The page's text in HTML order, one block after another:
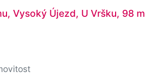
Vysoký Újezd, U Vršku, 98 m